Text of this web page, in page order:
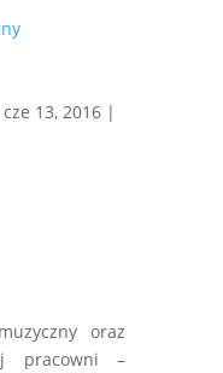
cze 13, 2016|
oraz
pracowni –